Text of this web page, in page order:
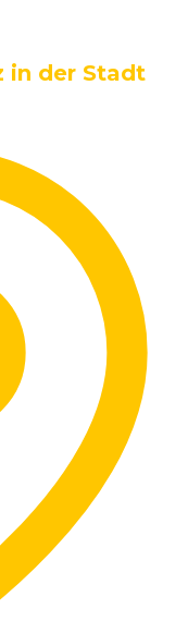
in der Stadt